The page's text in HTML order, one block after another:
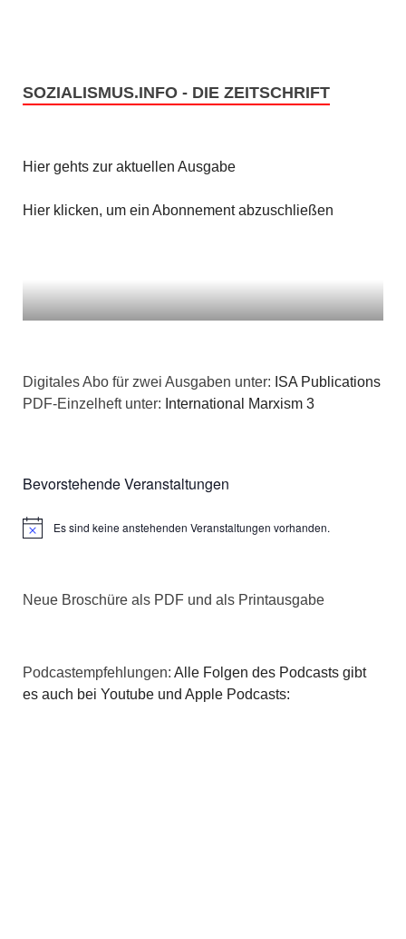
SOZIALISMUS.INFO - DIE ZEITSCHRIFT
Hier gehts zur aktuellen Ausgabe
Hier klicken, um ein Abonnement abzuschließen
Digitales Abo für zwei Ausgaben unter: ISA Publications
PDF-Einzelheft unter: International Marxism 3
Bevorstehende Veranstaltungen
HinweisEs sind keine anstehenden Veranstaltungen vorhanden.
Neue Broschüre als PDF und als Printausgabe
Podcastempfehlungen: Alle Folgen des Podcasts gibt
es auch bei Youtube und Apple Podcasts: